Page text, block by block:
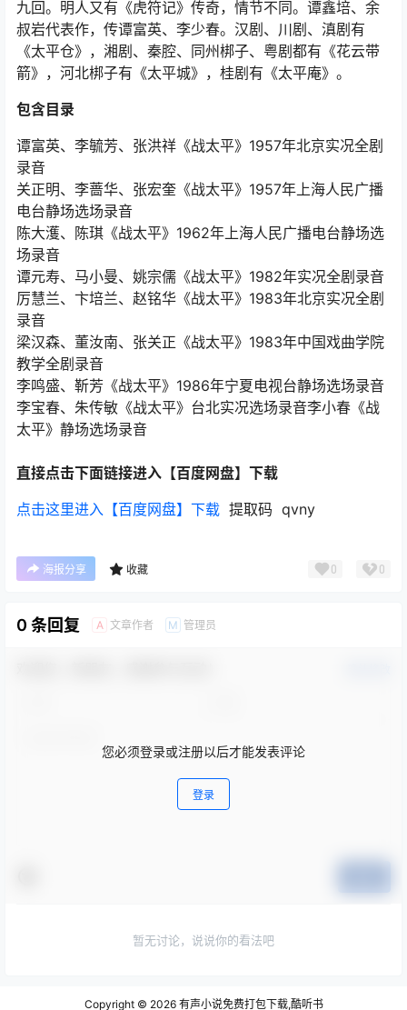
九回。明人又有《虎符记》传奇，情节不同。谭鑫培、余
叔岩代表作，传谭富英、李少春。汉剧、川剧、滇剧有
《太平仓》，湘剧、秦腔、同州梆子、粤剧都有《花云带
箭》，河北梆子有《太平城》，桂剧有《太平庵》。
包含目录
谭富英、李毓芳、张洪祥《战太平》1957年北京实况全剧
录音
关正明、李蔷华、张宏奎《战太平》1957年上海人民广播
电台静场选场录音
陈大濩、陈琪《战太平》1962年上海人民广播电台静场选
场录音
谭元寿、马小曼、姚宗儒《战太平》1982年实况全剧录音
厉慧兰、卞培兰、赵铭华《战太平》1983年北京实况全剧
录音
梁汉森、董汝南、张关正《战太平》1983年中国戏曲学院
教学全剧录音
李鸣盛、靳芳《战太平》1986年宁夏电视台静场选场录音
李宝春、朱传敏《战太平》台北实况选场录音李小春《战
太平》静场选场录音
直接点击下面链接进入【百度网盘】下载
点击这里进入【百度网盘】下载 提取码 qvny
海报分享 收藏 0 0
0 条回复 A 文章作者 M 管理员
您必须登录或注册以后才能发表评论
登录
暂无讨论，说说你的看法吧
Copyright © 2026有声小说免费打包下载,酷听书